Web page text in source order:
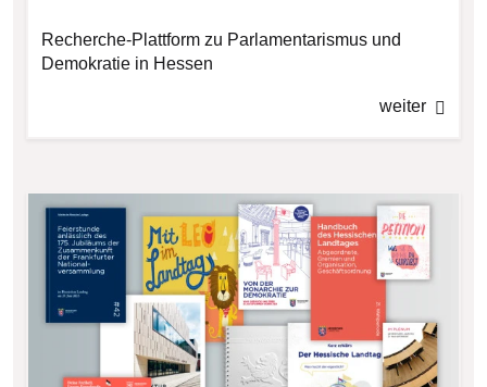
Recherche-Plattform zu Parlamentarismus und
Demokratie in Hessen
weiter
Bilddatei